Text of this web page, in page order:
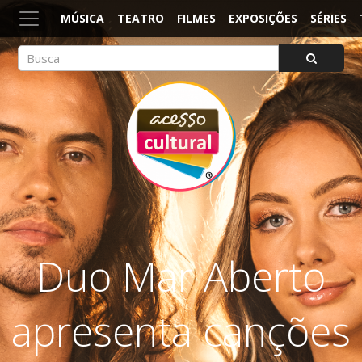
MÚSICA TEATRO FILMES EXPOSIÇÕES SÉRIES
ACESSO CULTURAL
Arte, Cultura Pop e Entretenimento
Duo Mar Aberto
apresenta canções